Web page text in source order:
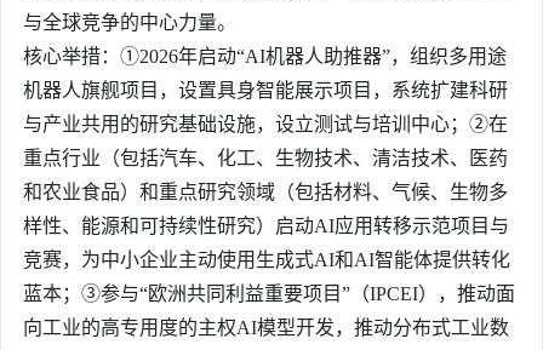
与全球竞争的中心力量。
核心举措：①2026年启动“AI机器人助推器”，组织多用途
机器人旗舰项目，设置具身智能展示项目，系统扩建科研
与产业共用的研究基础设施，设立测试与培训中心；②在
重点行业（包括汽车、化工、生物技术、清洁技术、医药
和农业食品）和重点研究领域（包括材料、气候、生物多
样性、能源和可持续性研究）启动AI应用转移示范项目与
竞赛，为中小企业主动使用生成式AI和AI智能体提供转化
蓝本；③参与“欧洲共同利益重要项目”（IPCEI），推动面
向工业的高专用度的主权AI模型开发，推动分布式工业数